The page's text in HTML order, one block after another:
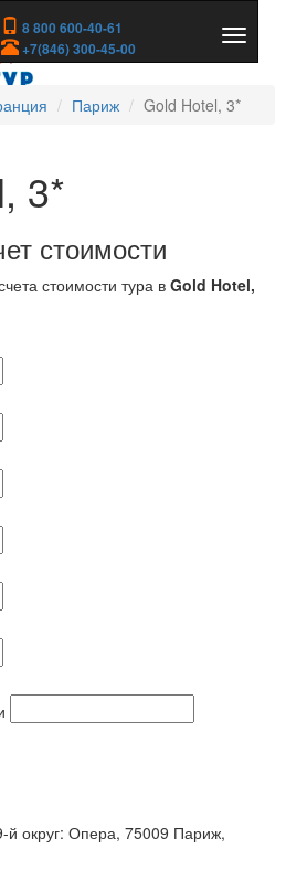
8 800 600-40-61
+7(846) 300-45-00
скрыть
Париж Gold Hotel, 3*
3*
стоимости
стоимости тура в Gold Hotel,
й округ: Опера, 75009 Париж,